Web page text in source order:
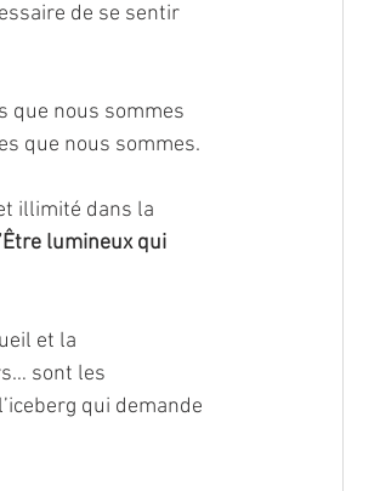
de se sentir
que nous sommes
que nous sommes.
illimité dans la
lumineux qui
et la
sont les
qui demande